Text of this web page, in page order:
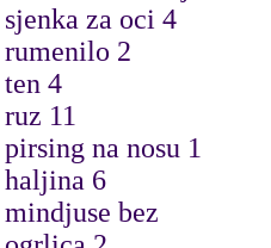
sjenka za oci 4
rumenilo 2
ten 4
ruz 11
pirsing na nosu 1
haljina 6
mindjuse bez